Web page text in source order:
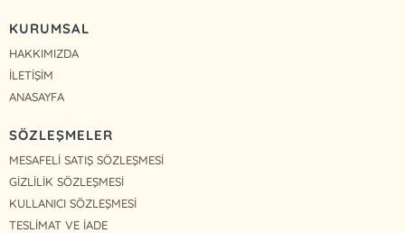
KURUMSAL
HAKKIMIZDA
İLETİŞİM
ANASAYFA
SÖZLEŞMELER
MESAFELİ SATIŞ SÖZLEŞMESİ
GİZLİLİK SÖZLEŞMESİ
KULLANICI SÖZLEŞMESİ
TESLİMAT VE İADE